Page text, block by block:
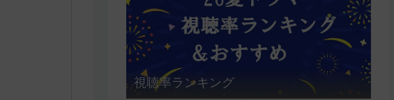
視聴率ランキング